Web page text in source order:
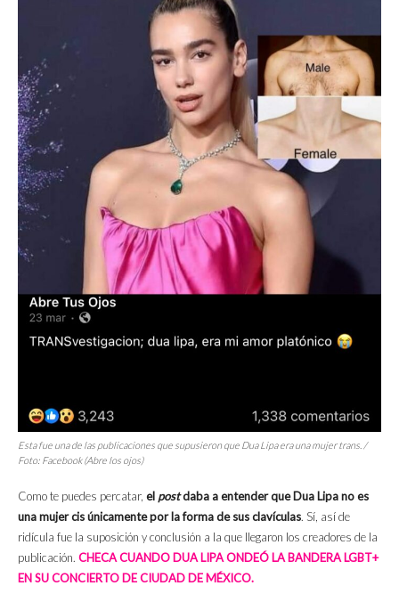
Esta fue una de las publicaciones que supusieron que Dua Lipa era una mujer trans. /
Foto: Facebook (Abre los ojos)
Como te puedes percatar, el postdaba a entender que Dua Lipa no es
una mujer cis únicamente por la forma de sus clavículas. Sí, así de
ridícula fue la suposición y conclusión a la que llegaron los creadores de la
publicación. CHECA CUANDO DUA LIPA ONDEÓ LA BANDERA LGBT+
EN SU CONCIERTO DE CIUDAD DE MÉXICO.